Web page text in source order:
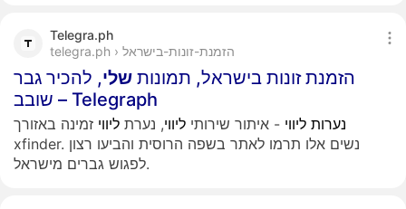
Telegra.ph
telegra.ph › הזמנת-זונות-בישראל
הזמנת זונות בישראל, תמונות שלי, להכיר גבר
שובב – Telegraph
נערות ליווי - איתור שירותי ליווי, נערת ליווי זמינה באזורך
xfinder. נשים אלו תרמו לאתר בשפה הרוסית והביעו רצון
לפגוש גברים מישראל.